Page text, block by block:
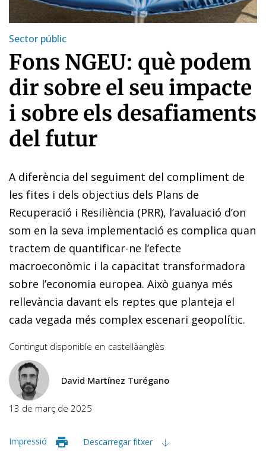
Sector públic
Fons NGEU: què podem
dir sobre el seu impacte
i sobre els desafiaments
del futur
A diferència del seguiment del compliment de
les fites i dels objectius dels Plans de
Recuperació i Resiliència (PRR), l’ava­luació d’on
som en la seva implementació es complica quan
tractem de quantificar-ne l’efecte
macroeconòmic i la capacitat transformadora
sobre l’economia europea. Això guanya més
rellevància davant els reptes que planteja el
cada vegada més complex escenari geopolític.
Contingut disponible en castellàanglès
David Martínez Turégano
13 de març de 2025
Impressió Descarregar fitxer